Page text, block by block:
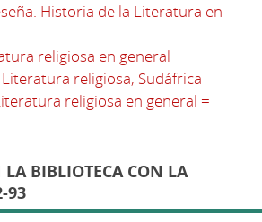
Historia de la Literatura en
religiosa en general
religiosa, Sudáfrica
religiosa en general =
BIBLIOTECA CON LA
93